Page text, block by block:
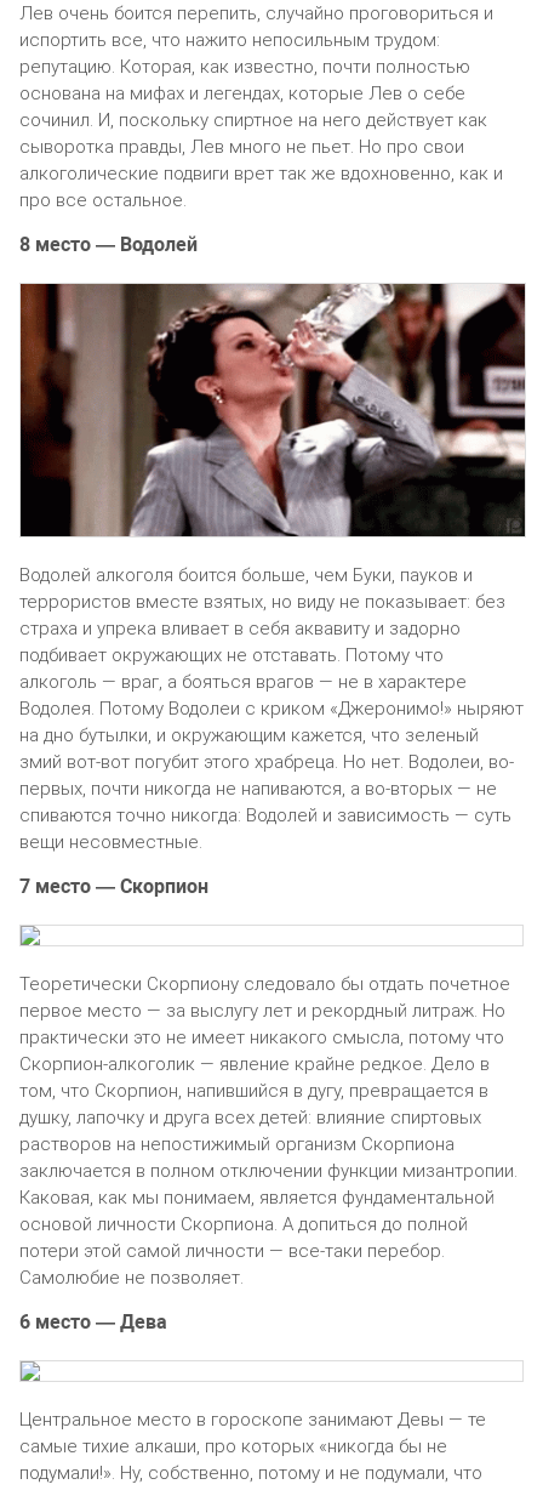
Лев очень боится перепить, случайно проговориться и
испортить все, что нажито непосильным трудом:
репутацию. Которая, как известно, почти полностью
основана на мифах и легендах, которые Лев о себе
сочинил. И, поскольку спиртное на него действует как
сыворотка правды, Лев много не пьет. Но про свои
алкоголические подвиги врет так же вдохновенно, как и
про все остальное.
8 место — Водолей
Водолей алкоголя боится больше, чем Буки, пауков и
террористов вместе взятых, но виду не показывает: без
страха и упрека вливает в себя аквавиту и задорно
подбивает окружающих не отставать. Потому что
алкоголь — враг, а бояться врагов — не в характере
Водолея. Потому Водолеи с криком «Джеронимо!» ныряют
на дно бутылки, и окружающим кажется, что зеленый
змий вот-вот погубит этого храбреца. Но нет. Водолеи, во-
первых, почти никогда не напиваются, а во-вторых — не
спиваются точно никогда: Водолей и зависимость — суть
вещи несовместные.
7 место — Скорпион
Теоретически Скорпиону следовало бы отдать почетное
первое место — за выслугу лет и рекордный литраж. Но
практически это не имеет никакого смысла, потому что
Скорпион-алкоголик — явление крайне редкое. Дело в
том, что Скорпион, напившийся в дугу, превращается в
душку, лапочку и друга всех детей: влияние спиртовых
растворов на непостижимый организм Скорпиона
заключается в полном отключении функции мизантропии.
Каковая, как мы понимаем, является фундаментальной
основой личности Скорпиона. А допиться до полной
потери этой самой личности — все-таки перебор.
Самолюбие не позволяет.
6 место — Дева
Центральное место в гороскопе занимают Девы — те
самые тихие алкаши, про которых «никогда бы не
подумали!». Ну, собственно, потому и не подумали, что